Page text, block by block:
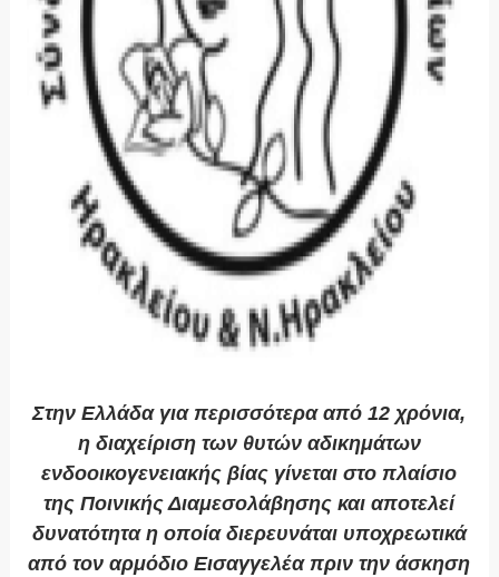
Στην Ελλάδα για περισσότερα από 12 χρόνια,
η διαχείριση των θυτών αδικημάτων
ενδοοικογενειακής βίας γίνεται στο πλαίσιο
της Ποινικής Διαμεσολάβησης και αποτελεί
δυνατότητα η οποία διερευνάται υποχρεωτικά
από τον αρμόδιο Εισαγγελέα πριν την άσκηση